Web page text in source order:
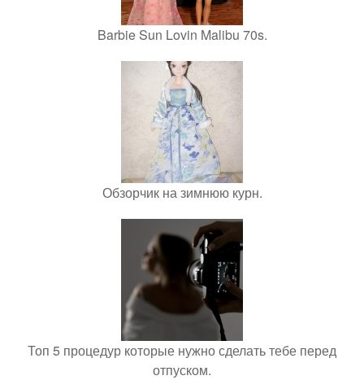
Barbie Sun Lovin Malibu 70s.
Обзорчик на зимнюю курн.
Топ 5 процедур которые нужно сделать тебе перед
отпуском.